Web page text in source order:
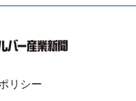
リシー